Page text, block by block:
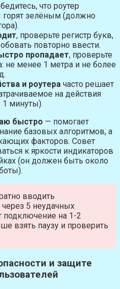
что роутер
зелёным (должно
, проверьте регистр букв,
повторно ввести.
пропадает, проверьте
не менее 1 метра и не более
и роутера часто решает
на действия
минуты).
быстро — помогает
базовых алгоритмов, а
факторов. Совет
к яркости индикаторов
(он должен быть около
вводить
5 неудачных
подключение на 1-2
взять паузу и проверить
и защите